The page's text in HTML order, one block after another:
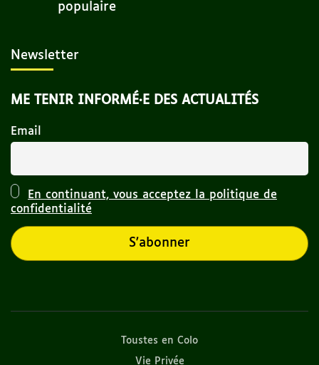
populaire
Newsletter
ME TENIR INFORMÉ·E DES ACTUALITÉS
Email
En continuant, vous acceptez la politique de
confidentialité
Toustes en Colo
Vie Privée